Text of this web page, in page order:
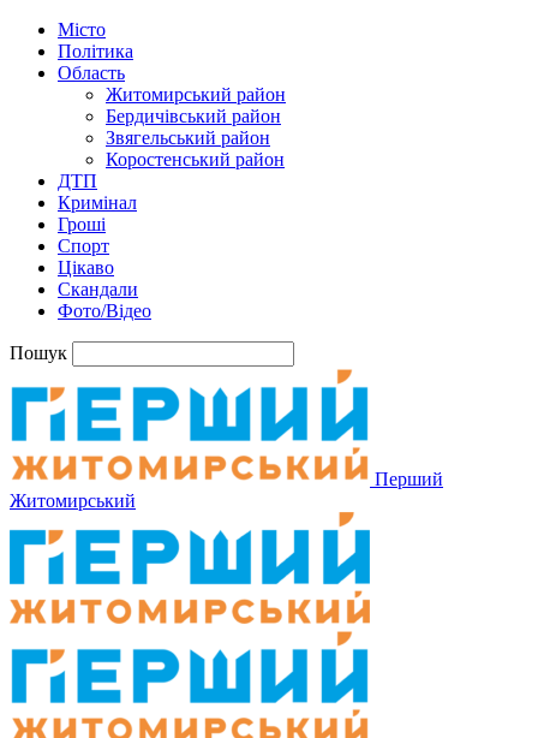
Місто
Політика
Область
Житомирський район
Бердичівський район
Звягельський район
Коростенський район
ДТП
Кримінал
Гроші
Спорт
Цікаво
Скандали
Фото/Відео
Пошук
Перший
Житомирський